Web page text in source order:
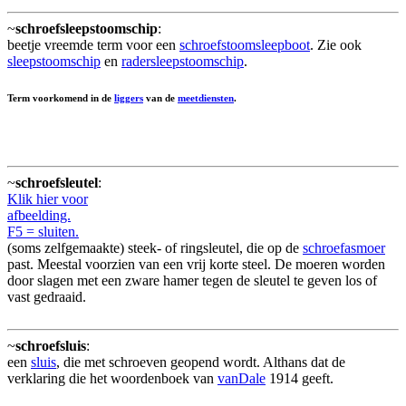
~schroefsleepstoomschip:
beetje vreemde term voor een schroefstoomsleepboot. Zie ook
sleepstoomschip en radersleepstoomschip.
Term voorkomend in de liggers van de meetdiensten.
~schroefsleutel:
Klik hier voor
afbeelding.
F5 = sluiten.
(soms zelfgemaakte) steek- of ringsleutel, die op de schroefasmoer
past. Meestal voorzien van een vrij korte steel. De moeren worden
door slagen met een zware hamer tegen de sleutel te geven los of
vast gedraaid.
~schroefsluis:
een sluis, die met schroeven geopend wordt. Althans dat de
verklaring die het woordenboek van vanDale 1914 geeft.